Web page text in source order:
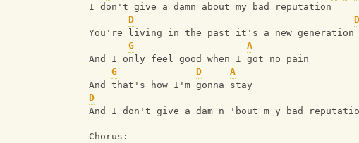
I don't give a damn about my bad reputation
D
D
You're living in the past it's a new generation
G
A
And I only feel good when I got no pain
G
D
A
And that's how I'm gonna stay
D
And I don't give a dam n 'bout m y bad
Chorus: